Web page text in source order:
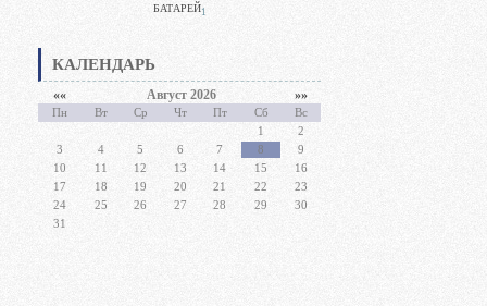
БАТАРЕЙ1
КАЛЕНДАРЬ
«« Август 2026 »»
Пн Вт Ср Чт Пт Сб
Вс
1
2
3
4 5 6 7 8
9
10
11 12 13 14 15
16
17
18 19 20 21 22
23
24
25 26 27 28 29
30
31